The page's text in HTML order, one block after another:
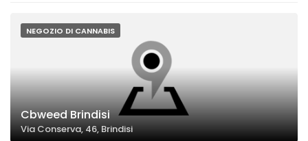
NEGOZIO DI CANNABIS
Cbweed Brindisi
Via Conserva, 46, Brindisi